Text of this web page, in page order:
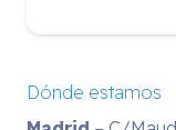
Dónde estamos